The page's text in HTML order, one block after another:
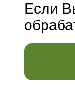
Если